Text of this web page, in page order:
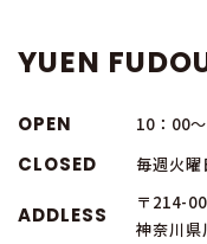
YUEN
OPEN 10：00
CLOSED 毎週火曜
ADDLESS
〒214-
神奈川